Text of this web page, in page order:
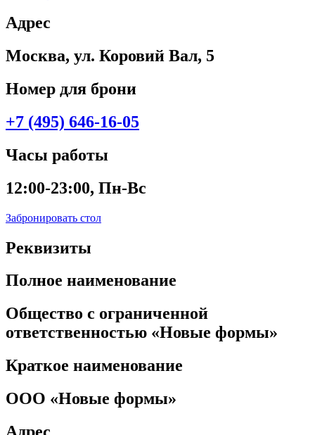
Адрес
Москва, ул. Коровий Вал, 5
Номер для брони
+7 (495) 646-16-05
Часы работы
12:00-23:00, Пн-Вс
Забронировать стол
Реквизиты
Полное наименование
Общество с ограниченной
ответственностью «Новые формы»
Краткое наименование
ООО «Новые формы»